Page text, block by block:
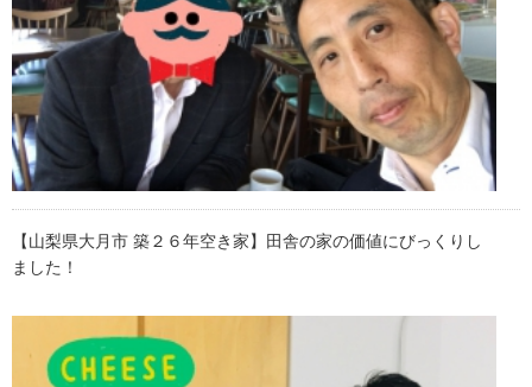
【山梨県大月市 築２６年空き家】田舎の家の価値にびっくりし
ました！